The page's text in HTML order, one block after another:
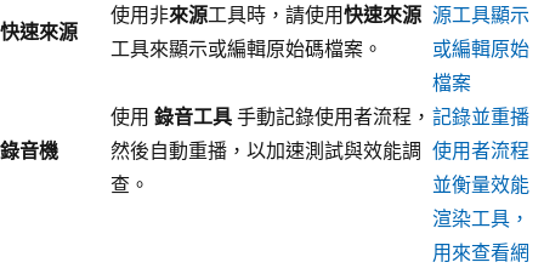
快速來源
使用非來源工具時，請使用快速來源
工具來顯示或編輯原始碼檔案。
源工具顯示
或編輯原始
檔案
錄音機
使用 錄音工具手動記錄使用者流程，
然後自動重播，以加速測試與效能調
查。
記錄並重播
使用者流程
並衡量效能
渲染工具，
用來查看網